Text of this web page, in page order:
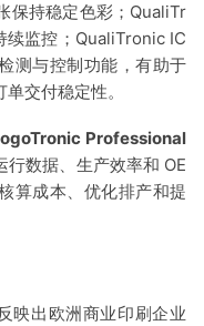
保持稳定色彩；QualiTr
监控；QualiTronic IC
测与控制功能，有助于
交付稳定性。
nic Professional
数据、生产效率和 OE
算成本、优化排产和提
映出欧洲商业印刷企业